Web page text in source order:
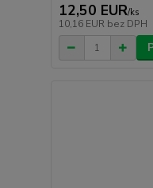
12,50 EUR/ks
10,16 EUR bez DPH